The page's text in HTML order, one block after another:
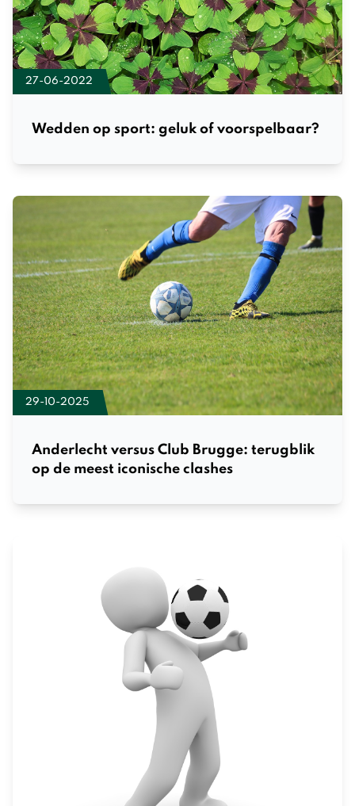
27-06-2022
Wedden op sport: geluk of voorspelbaar?
29-10-2025
Anderlecht versus Club Brugge: terugblik
op de meest iconische clashes